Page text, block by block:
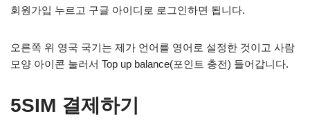
회원가입 누르고 구글 아이디로 로그인하면 됩니다.
오른쪽 위 영국 국기는 제가 언어를 영어로 설정한 것이고 사람
모양 아이콘 눌러서 Top up balance(포인트 충전) 들어갑니다.
5SIM 결제하기